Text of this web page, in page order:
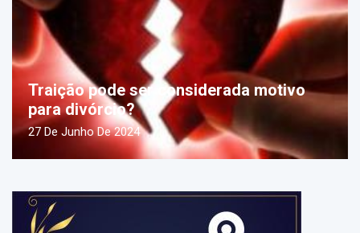
Traição pode ser considerada motivo
para divórcio?
27 De Junho De 2024